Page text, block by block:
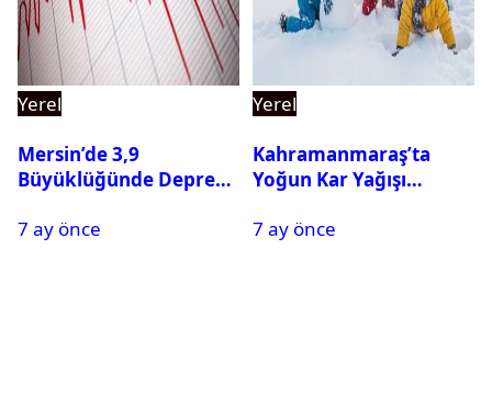
Yerel
Mersin’de 3,9
Büyüklüğünde Deprem
7 ay önce
Yerel
Kahramanmaraş’ta
Yoğun Kar Yağışı
Tatil
7 ay önce